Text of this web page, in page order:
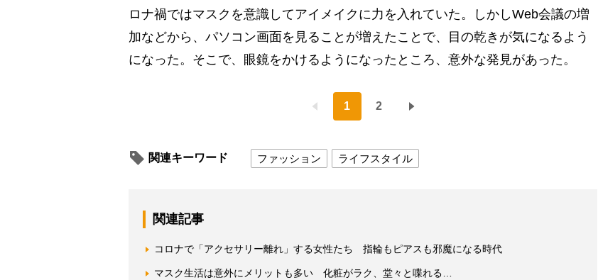
ロナ禍ではマスクを意識してアイメイクに力を入れていた。しかしWeb会議の増
加などから、パソコン画面を見ることが増えたことで、目の乾きが気になるよう
になった。そこで、眼鏡をかけるようになったところ、意外な発見があった。
1 2
関連キーワード ファッション ライフスタイル
関連記事
コロナで「アクセサリー離れ」する女性たち 指輪もピアスも邪魔になる時代
マスク生活は意外にメリットも多い 化粧がラク、堂々と喋れる…